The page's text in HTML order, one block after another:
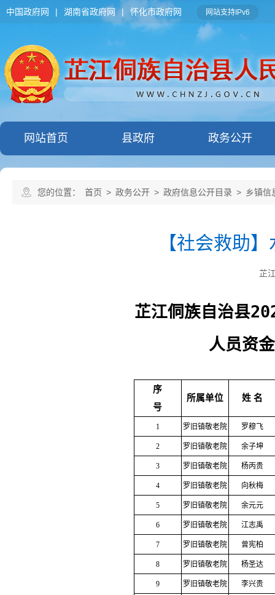
中国政府网 | 湖南省政府网 | 怀化市政府网 网站支持IPv6
网站首页 县政府 政务公开
您的位置： 首页 > 政务公开 > 政府信息公开目录 > 乡镇信
【社会救助
芷
芷江侗族自治县
人员资
序
号
所属单位 姓 名
1 罗旧镇敬老院 罗穆飞
2 罗旧镇敬老院 余子坤
3 罗旧镇敬老院 杨丙贵
4 罗旧镇敬老院 向秋梅
5 罗旧镇敬老院 余元元
6 罗旧镇敬老院 江志禹
7 罗旧镇敬老院 曾宪柏
8 罗旧镇敬老院 杨圣达
9 罗旧镇敬老院 李兴贵